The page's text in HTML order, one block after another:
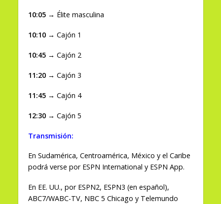
10:05 → Élite masculina
10:10 → Cajón 1
10:45 → Cajón 2
11:20 → Cajón 3
11:45 → Cajón 4
12:30 → Cajón 5
Transmisión:
En Sudamérica, Centroamérica, México y el Caribe
podrá verse por ESPN International y ESPN App.
En EE. UU., por ESPN2, ESPN3 (en español),
ABC7/WABC-TV, NBC 5 Chicago y Telemundo